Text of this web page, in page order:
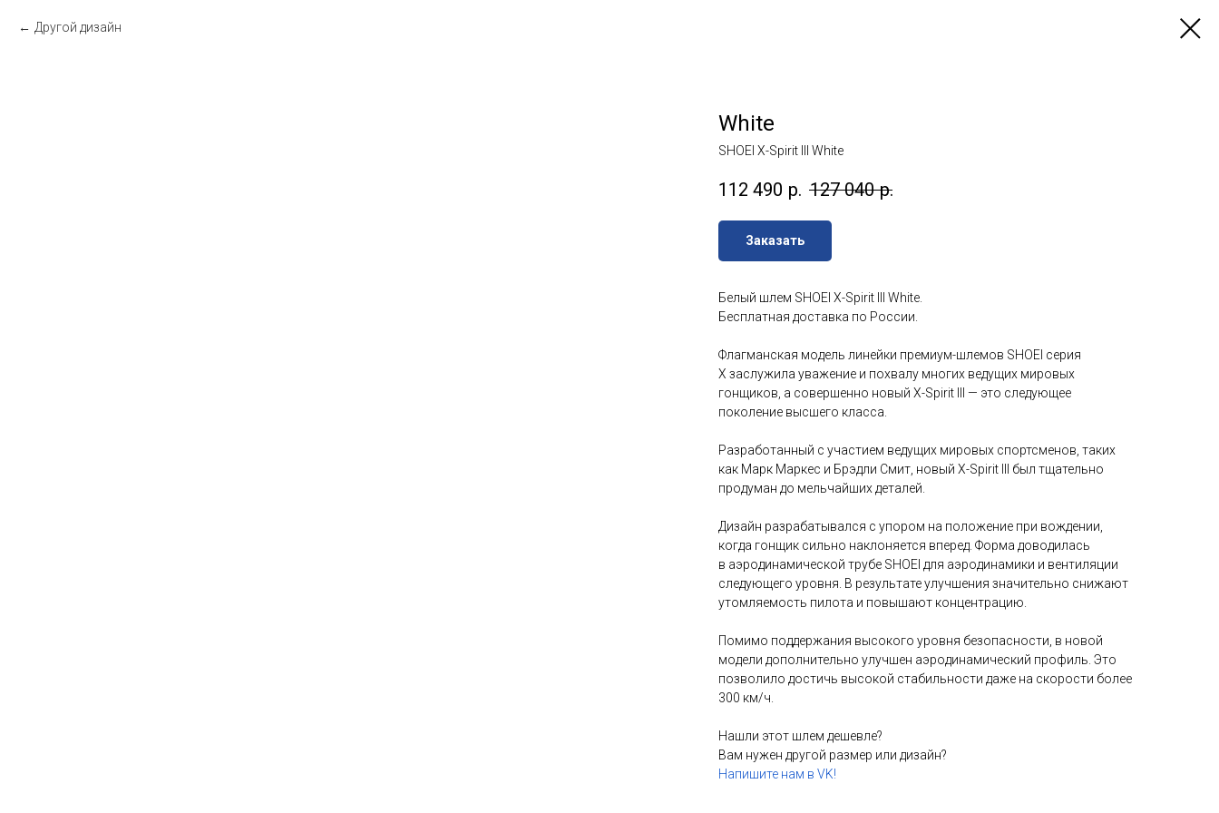
Другой дизайн
White
SHOEI X-Spirit III White
112 490 р. 127 040 р.
Заказать
Белый шлем SHOEI X-Spirit III White.
Бесплатная доставка по России.
Флагманская модель линейки премиум-шлемов SHOEI серия
X заслужила уважение и похвалу многих ведущих мировых
гонщиков, а совершенно новый X-Spirit III — это следующее
поколение высшего класса.
Разработанный с участием ведущих мировых спортсменов, таких
как Марк Маркес и Брэдли Смит, новый X-Spirit III был тщательно
продуман до мельчайших деталей.
Дизайн разрабатывался с упором на положение при вождении,
когда гонщик сильно наклоняется вперед. Форма доводилась
в аэродинамической трубе SHOEI для аэродинамики и вентиляции
следующего уровня. В результате улучшения значительно снижают
утомляемость пилота и повышают концентрацию.
Помимо поддержания высокого уровня безопасности, в новой
модели дополнительно улучшен аэродинамический профиль. Это
позволило достичь высокой стабильности даже на скорости более
300 км/ч.
Нашли этот шлем дешевле?
Вам нужен другой размер или дизайн?
Напишите нам в VK!